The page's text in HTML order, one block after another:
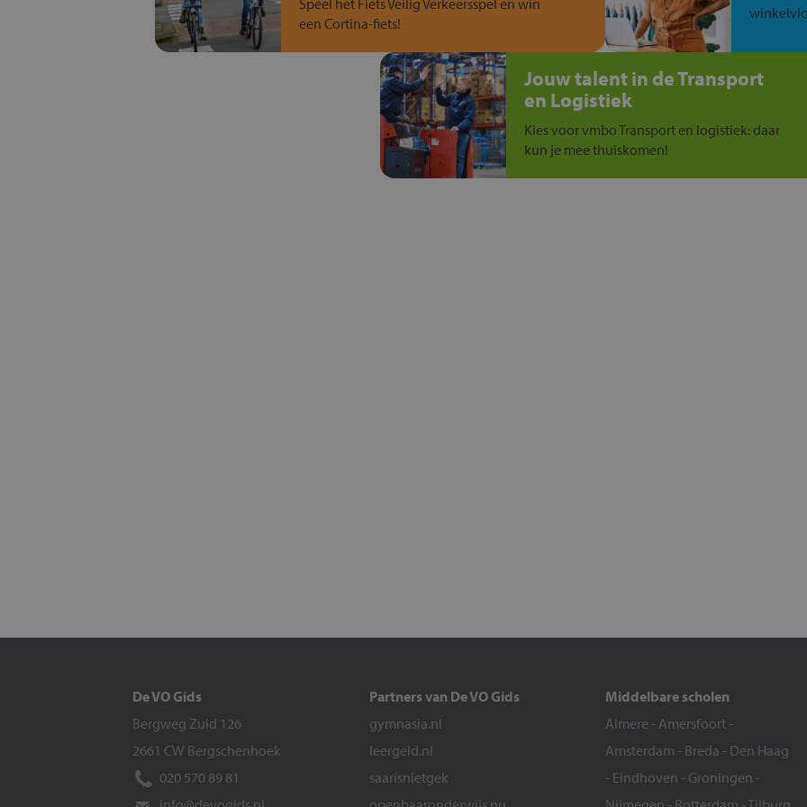
Speel het Fiets Veilig Verkeersspel en win
een Cortina-fiets!
Jouw talent in de Transport
en Logistiek
Kies voor vmbo Transport en logistiek: daar
kun je mee thuiskomen!
De VO Gids
Bergweg Zuid 126
2661 CW Bergschenhoek
020 570 89 81
Partners van De VO Gids
gymnasia.nl
leergeld.nl
saarisnietgek
Middelbare scholen
Almere - Amersfoort -
Amsterdam - Breda - Den Haag
- Eindhoven - Groningen -